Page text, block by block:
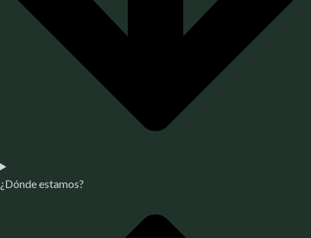
¿Dónde estamos?